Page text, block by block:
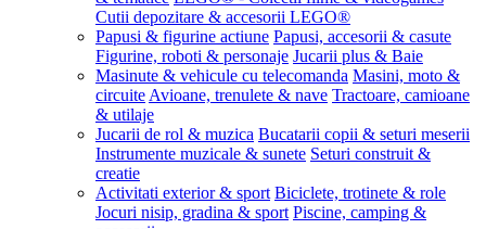
Cutii depozitare & accesorii LEGO®
Papusi & figurine actiune Papusi, accesorii & casute
Figurine, roboti & personaje Jucarii plus & Baie
Masinute & vehicule cu telecomanda Masini, moto &
circuite Avioane, trenulete & nave Tractoare, camioane
& utilaje
Jucarii de rol & muzica Bucatarii copii & seturi meserii
Instrumente muzicale & sunete Seturi construit &
creatie
Activitati exterior & sport Biciclete, trotinete & role
Jocuri nisip, gradina & sport Piscine, camping &